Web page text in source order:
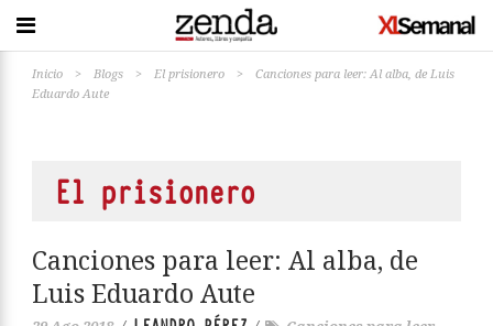
Inicio > Blogs > El prisionero >
Canciones para leer: Al alba, de Luis
Eduardo Aute
El prisionero
Canciones para leer: Al alba, de
Luis Eduardo Aute